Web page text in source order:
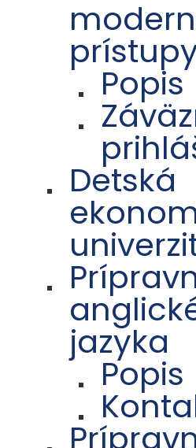
Popis
Detská
jazyka
Popis